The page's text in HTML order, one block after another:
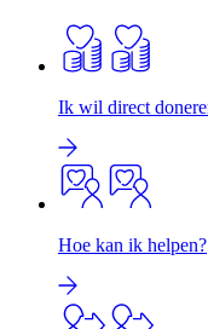
Ik wil direct
Hoe kan ik helpen?